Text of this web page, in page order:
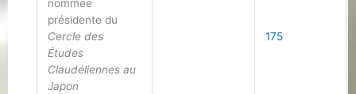
nommée
présidente du
Cercle des
Études
Claudéliennes au
Japon
175